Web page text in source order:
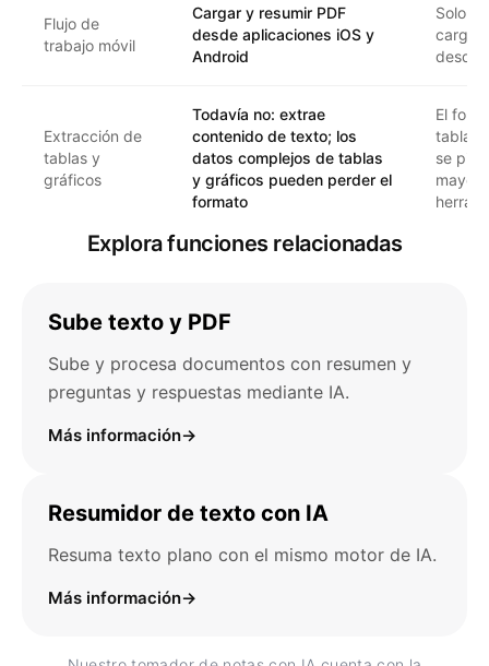
Flujo de
trabajo móvil
Cargar y resumir PDF
desde aplicaciones iOS y
Android
Solo
carga
desde
Extracción de
tablas y
gráficos
Todavía no: extrae
contenido de texto; los
datos complejos de tablas
y gráficos pueden perder el
formato
El
tablas
se
Explora funciones relacionadas
Sube texto y PDF
Sube y procesa documentos con resumen y
preguntas y respuestas mediante IA.
Más información→
Resumidor de texto con IA
Resuma texto plano con el mismo motor de IA.
Más información→